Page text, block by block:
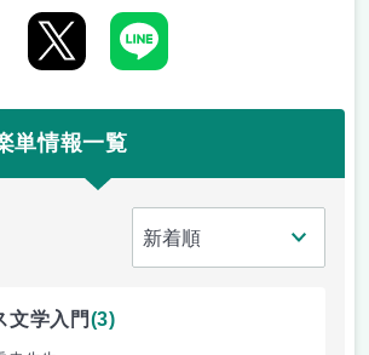
単情報一覧
文学入門(3)